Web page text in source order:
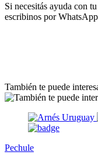
Si necesitás ayuda con
escribinos por
También te puede
Pechule